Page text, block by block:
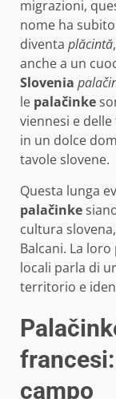
migrazioni,
nome ha
diventa plăcintă
anche a un
Slovenia
le palačinke
viennesi e
in un dolce
tavole slovene.
Questa lunga
palačinke
cultura
Balcani. La
locali parla di
territorio e
campo